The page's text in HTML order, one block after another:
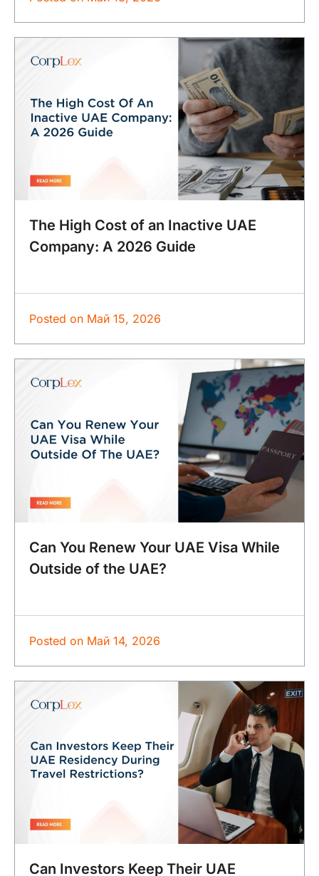
The High Cost of an Inactive UAE
Company: A 2026 Guide
Posted on Май 15, 2026
Can You Renew Your UAE Visa While
Outside of the UAE?
Posted on Май 14, 2026
Can Investors Keep Their UAE